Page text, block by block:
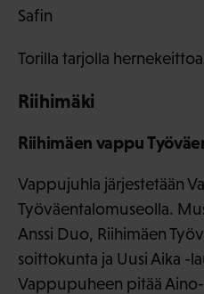
Safin
Torilla tarjolla
Riihimäki
Riihimäen vappu
Vappujuhla järjestetään
Työväentalomuseolla.
Anssi Duo, Riihimäen
soittokunta ja Uusi Aika -
Vappupuheen pitää Aino-